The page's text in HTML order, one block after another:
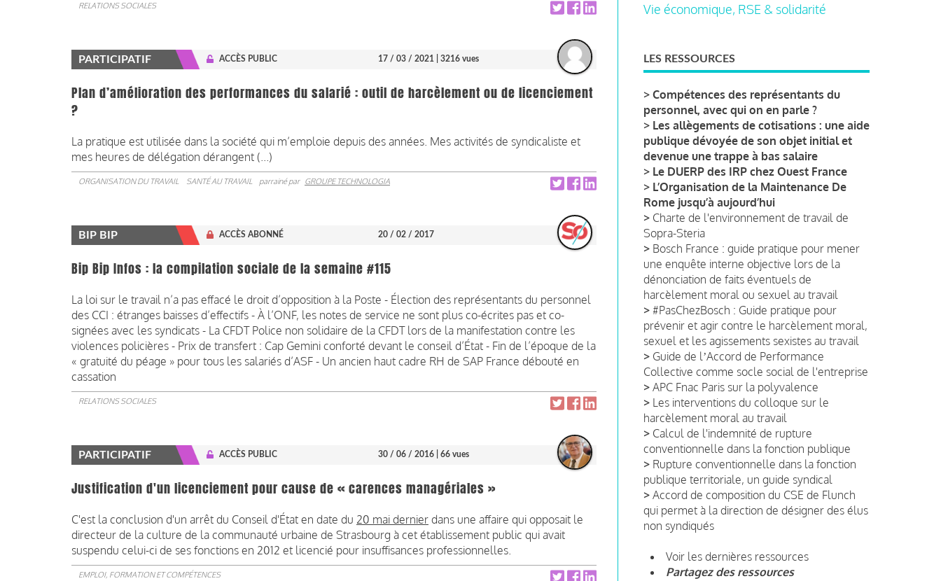
RELATIONS SOCIALES
PARTICIPATIF ACCÈS PUBLIC 17 / 03 / 2021 | 3216 vues
Plan d’amélioration des performances du salarié : outil de harcèlement ou de licenciement
?
La pratique est utilisée dans la société qui m’emploie depuis des années. Mes activités de syndicaliste et
mes heures de délégation dérangent (...)
ORGANISATION DU TRAVAIL SANTÉ AU TRAVAIL parrainé par GROUPE TECHNOLOGIA
BIP BIP ACCÈS ABONNÉ 20 / 02 / 2017
Bip Bip Infos : la compilation sociale de la semaine #115
La loi sur le travail n’a pas effacé le droit d’opposition à la Poste - Élection des représentants du personnel
des CCI : étranges baisses d’effectifs - À l’ONF, les notes de service ne sont plus co-écrites pas et co-
signées avec les syndicats - La CFDT Police non solidaire de la CFDT lors de la manifestation contre les
violences policières - Prix de transfert : Cap Gemini conforté devant le conseil d’État - Fin de l’époque de la
« gratuité du péage » pour tous les salariés d’ASF - Un ancien haut cadre RH de SAP France débouté en
cassation
RELATIONS SOCIALES
PARTICIPATIF ACCÈS PUBLIC 30 / 06 / 2016 | 66 vues
Justification d'un licenciement pour cause de « carences managériales »
C'est la conclusion d'un arrêt du Conseil d'État en date du 20 mai dernier dans une affaire qui opposait le
directeur de la culture de la communauté urbaine de Strasbourg à cet établissement public qui avait
suspendu celui-ci de ses fonctions en 2012 et licencié pour insuffisances professionnelles.
EMPLOI, FORMATION ET COMPÉTENCES
Vie économique, RSE & solidarité
LES RESSOURCES
> Compétences des représentants du
personnel, avec qui on en parle ?
> Les allègements de cotisations : une aide
publique dévoyée de son objet initial et
devenue une trappe à bas salaire
> Le DUERP des IRP chez Ouest France
> L’Organisation de la Maintenance De
Rome jusqu’à aujourd’hui
> Charte de l'environnement de travail de
Sopra-Steria
> Bosch France : guide pratique pour mener
une enquête interne objective lors de la
dénonciation de faits éventuels de
harcèlement moral ou sexuel au travail
> #PasChezBosch : Guide pratique pour
prévenir et agir contre le harcèlement moral,
sexuel et les agissements sexistes au travail
> Guide de lʼAccord de Performance
Collective comme socle social de l'entreprise
> APC Fnac Paris sur la polyvalence
> Les interventions du colloque sur le
harcèlement moral au travail
> Calcul de l'indemnité de rupture
conventionnelle dans la fonction publique
> Rupture conventionnelle dans la fonction
publique territoriale, un guide syndical
> Accord de composition du CSE de Flunch
qui permet à la direction de désigner des élus
non syndiqués
Voir les dernières ressources
Partagez des ressources